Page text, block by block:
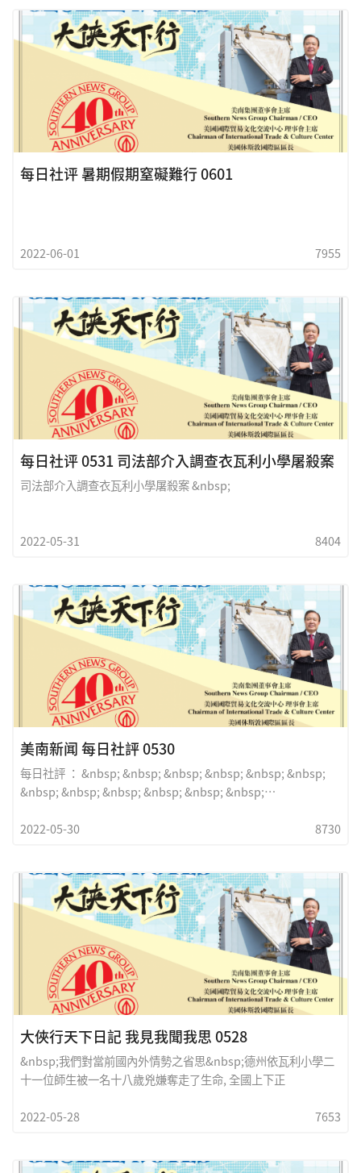
每日社评 暑期假期窒礙難行 0601
2022-06-01 7955
每日社评 0531 司法部介入調查衣瓦利小學屠殺案
司法部介入調查衣瓦利小學屠殺案 &nbsp;
2022-05-31 8404
美南新闻 每日社評 0530
每日社評 ： &nbsp; &nbsp; &nbsp; &nbsp; &nbsp; &nbsp;
&nbsp; &nbsp; &nbsp; &nbsp; &nbsp; &nbsp;
瓦利小學慘案發生以來, 德州休斯敦正在舉辦有史以來最大的全
2022-05-30 8730
大俠行天下日記 我見我聞我思 0528
&nbsp;我們對當前國內外情勢之省思&nbsp;德州依瓦利小學二
十一位師生被一名十八歲兇嫌奪走了生命, 全國上下正
2022-05-28 7653